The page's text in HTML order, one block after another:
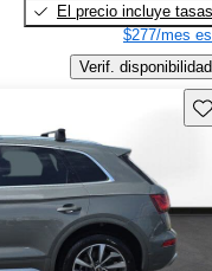
El precio incluye tasas
$277/mes
Verif. disponibilidad